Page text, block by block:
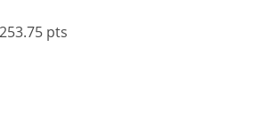
pts